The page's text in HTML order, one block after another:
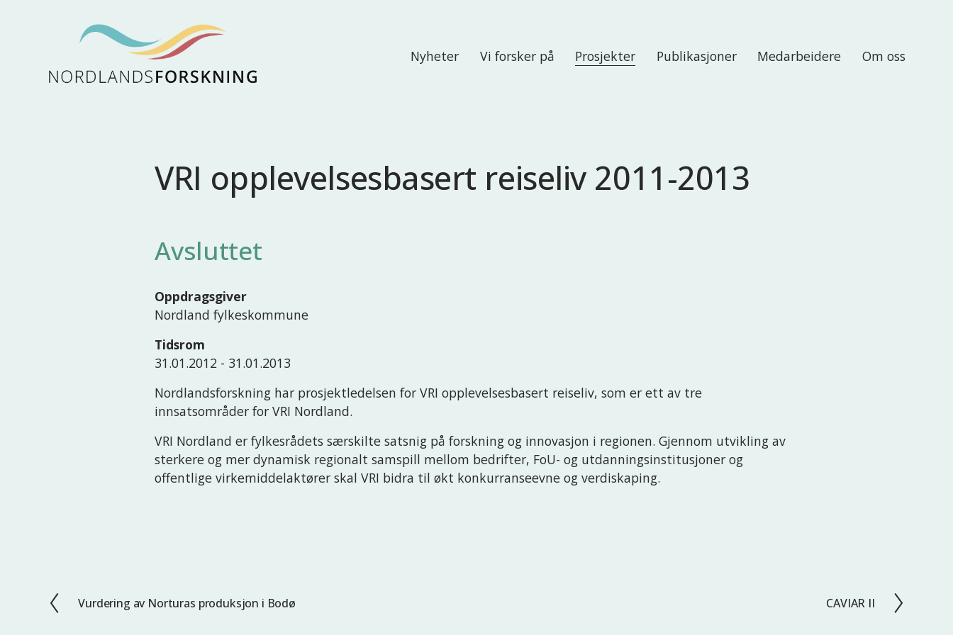
Nyheter Vi forsker på Prosjekter Publikasjoner Medarbeidere Om oss
VRI opplevelsesbasert reiseliv 2011-2013
Avsluttet
Oppdragsgiver
Nordland fylkeskommune
Tidsrom
31.01.2012 - 31.01.2013
Nordlandsforskning har prosjektledelsen for VRI opplevelsesbasert reiseliv, som er ett av tre
innsatsområder for VRI Nordland.
VRI Nordland er fylkesrådets særskilte satsnig på forskning og innovasjon i regionen. Gjennom utvikling av
sterkere og mer dynamisk regionalt samspill mellom bedrifter, FoU- og utdanningsinstitusjoner og
offentlige virkemiddelaktører skal VRI bidra til økt konkurranseevne og verdiskaping.
F
Vurdering av Norturas produksjon i Bodø
N
CAVIAR II